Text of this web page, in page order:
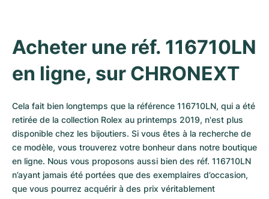
Acheter une réf. 116710LN
en ligne, sur CHRONEXT
Cela fait bien longtemps que la référence 116710LN, qui a été
retirée de la collection Rolex au printemps 2019, n'est plus
disponible chez les bijoutiers. Si vous êtes à la recherche de
ce modèle, vous trouverez votre bonheur dans notre boutique
en ligne. Nous vous proposons aussi bien des réf. 116710LN
n’ayant jamais été portées que des exemplaires d’occasion,
que vous pourrez acquérir à des prix véritablement